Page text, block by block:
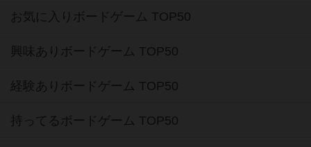
お気に入りボードゲーム TOP50
興味ありボードゲーム TOP50
経験ありボードゲーム TOP50
持ってるボードゲーム TOP50